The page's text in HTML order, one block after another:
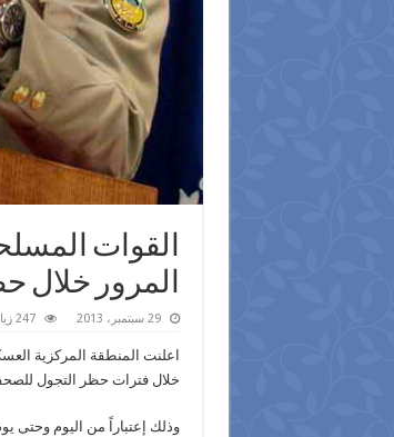
القوات
المرور خلال
29 سبتمبر، 2013 247 زيارة
اعلنت المنطقة المركزية
خلال فترات حظر التجول